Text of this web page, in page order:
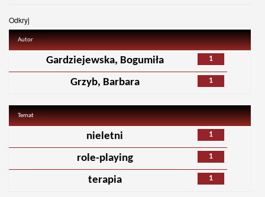
Odkryj
Autor
1
Gardziejewska, Bogumiła
1
Grzyb, Barbara
Temat
1
nieletni
1
role-playing
1
terapia